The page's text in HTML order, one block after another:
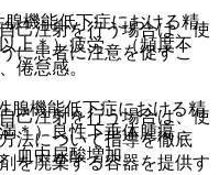
己注射を行う場合は、使
に患者に注意を促すこ
己注射を行う場合は、使
法について指導を徹底
を廃棄する容器を提供す
機能低下症における精
上＊）疲労、（頻度不
倦怠感。
機能低下症における精
＊）良性下垂体腫瘍、
血中尿酸増加。